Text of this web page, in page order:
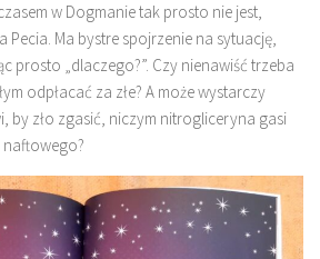
w Dogmanie tak prosto nie jest,
Pecia. Ma bystre spojrzenie na sytuację,
prosto „dlaczego?”. Czy nienawiść trzeba
odpłacać za złe? A może wystarczy
by zło zgasić, niczym nitrogliceryna gasi